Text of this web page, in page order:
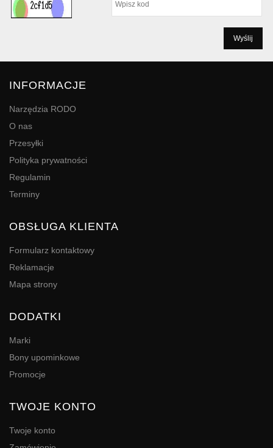
INFORMACJE
Narzędzia RODO
O nas
Przesyłki
Polityka prywatności
Regulamin
Terminy
OBSŁUGA KLIENTA
Formularz kontaktowy
Reklamacje
Mapa strony
DODATKI
Marki
Bony upominkowe
Promocje
TWOJE KONTO
Twoje konto